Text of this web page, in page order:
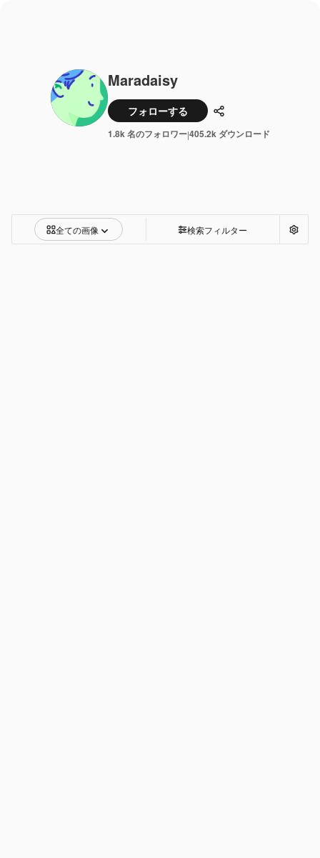
Maradaisy
フォローする 共有
1.8k 名のフォロワー|405.2k ダウンロード
全ての画像 検索フィルター